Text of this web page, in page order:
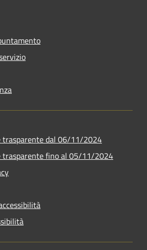
trasparente dal 06/11/2024
trasparente fino al 05/11/2024